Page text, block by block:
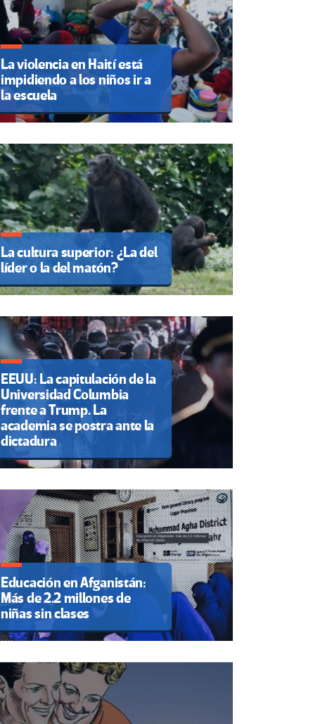
La violencia en Haití está
impidiendo a los niños ir a
la escuela
La cultura superior: ¿La del
líder o la del matón?
EEUU: La capitulación de la
Universidad Columbia
frente a Trump. La
academia se postra ante la
dictadura
Educación en Afganistán:
Más de 2.2 millones de
niñas sin clases